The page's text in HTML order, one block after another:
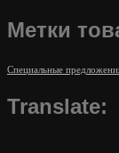
Метки
Специальные
Translate: